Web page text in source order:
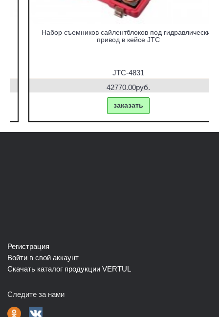
Набор съемников сайлентблоков под гидравлический
привод в кейсе JTC
JTC-4831
42770.00руб.
заказать
Регистрация
Войти в свой аккаунт
Скачать каталог продукции VERTUL
Следите за нами